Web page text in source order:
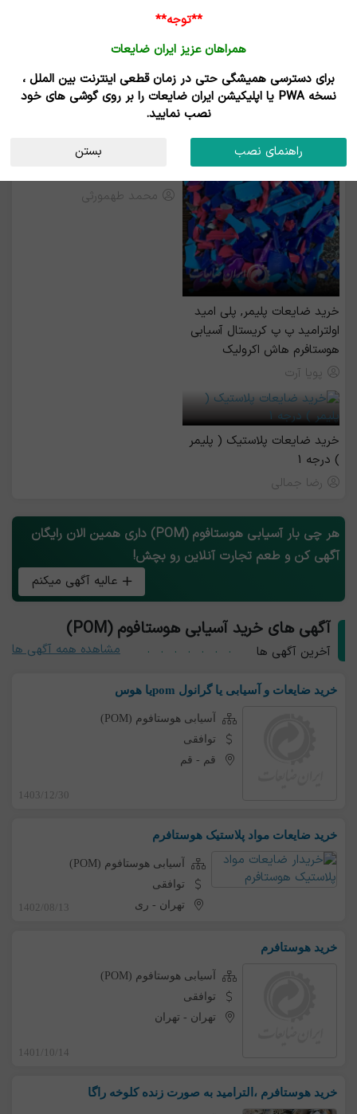
خریدو فروش آسیابی هوستافرم (POM)
خرید ضايعات پليمر, پلی امید
اولترامید پ پ کریستال آسیابی
هوستافرم هاش اکرولیک
پویا آرت
محمد طهمورثی
خرید ضایعات پلاستیک ( پلیمر
) درجه 1
رضا جمالی
هر چی بار آسیابی هوستافوم (POM) داری همین الان رایگان
آگهی کن و طعم تجارت آنلاین رو بچش!
عالیه آگهی میکنم
آگهی های خرید آسیابی هوستافوم (POM)
آخرین آگهی ها مشاهده همه آگهی ها
خرید ضایعات و آسیابی یا گرانول pomیا هوس
آسیابی هوستافوم (POM)
توافقی
قم - قم
1403/12/30
خرید ضایعات مواد پلاستیک هوستافرم
آسیابی هوستافوم (POM)
توافقی
تهران - ری 1402/08/13
خرید هوستافرم
آسیابی هوستافوم (POM)
توافقی
تهران - تهران
1401/10/14
خرید هوستافرم ،الترامید به صورت زنده کلوخه راگا
**توجه**
همراهان عزیز ایران ضایعات
برای دسترسی همیشگی حتی در زمان قطعی اینترنت بین الملل ،
نسخه PWA یا اپلیکیشن ایران ضایعات را بر روی گوشی های خود
نصب نمایید.
راهنمای نصب بستن